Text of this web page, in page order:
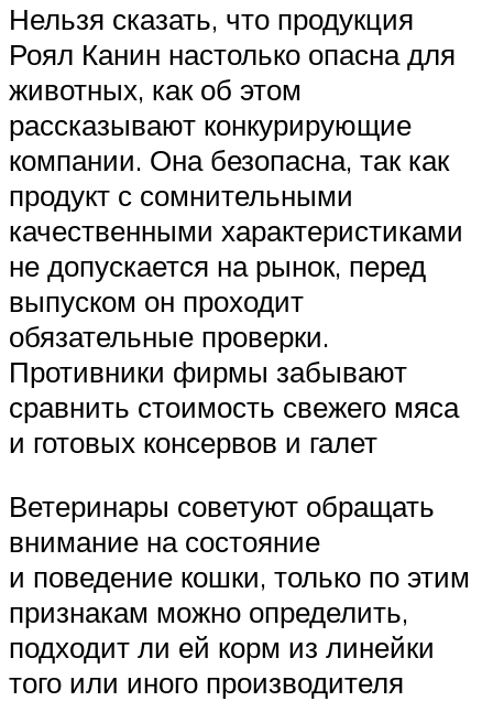
Нельзя сказать, что продукция
Роял Канин настолько опасна для
животных, как об этом
рассказывают конкурирующие
компании. Она безопасна, так как
продукт с сомнительными
качественными характеристиками
не допускается на рынок, перед
выпуском он проходит
обязательные проверки.
Противники фирмы забывают
сравнить стоимость свежего мяса
и готовых консервов и галет
Ветеринары советуют обращать
внимание на состояние
и поведение кошки, только по этим
признакам можно определить,
подходит ли ей корм из линейки
того или иного производителя